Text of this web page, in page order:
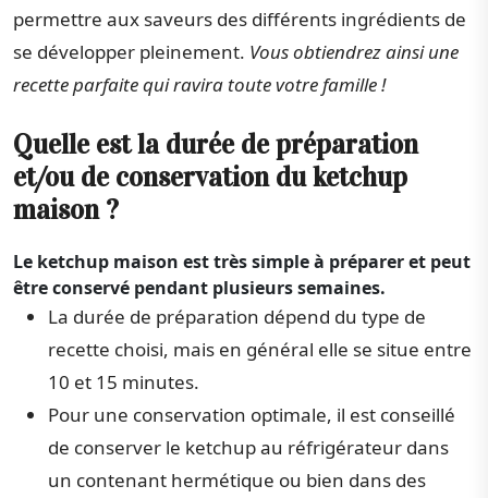
permettre aux saveurs des différents ingrédients de
se développer pleinement. Vous obtiendrez ainsi une
recette parfaite qui ravira toute votre famille !
Quelle est la durée de préparation
et/ou de conservation du ketchup
maison ?
Le ketchup maison est très simple à préparer et peut
être conservé pendant plusieurs semaines.
La durée de préparation dépend du type de
recette choisi, mais en général elle se situe entre
10 et 15 minutes.
Pour une conservation optimale, il est conseillé
de conserver le ketchup au réfrigérateur dans
un contenant hermétique ou bien dans des